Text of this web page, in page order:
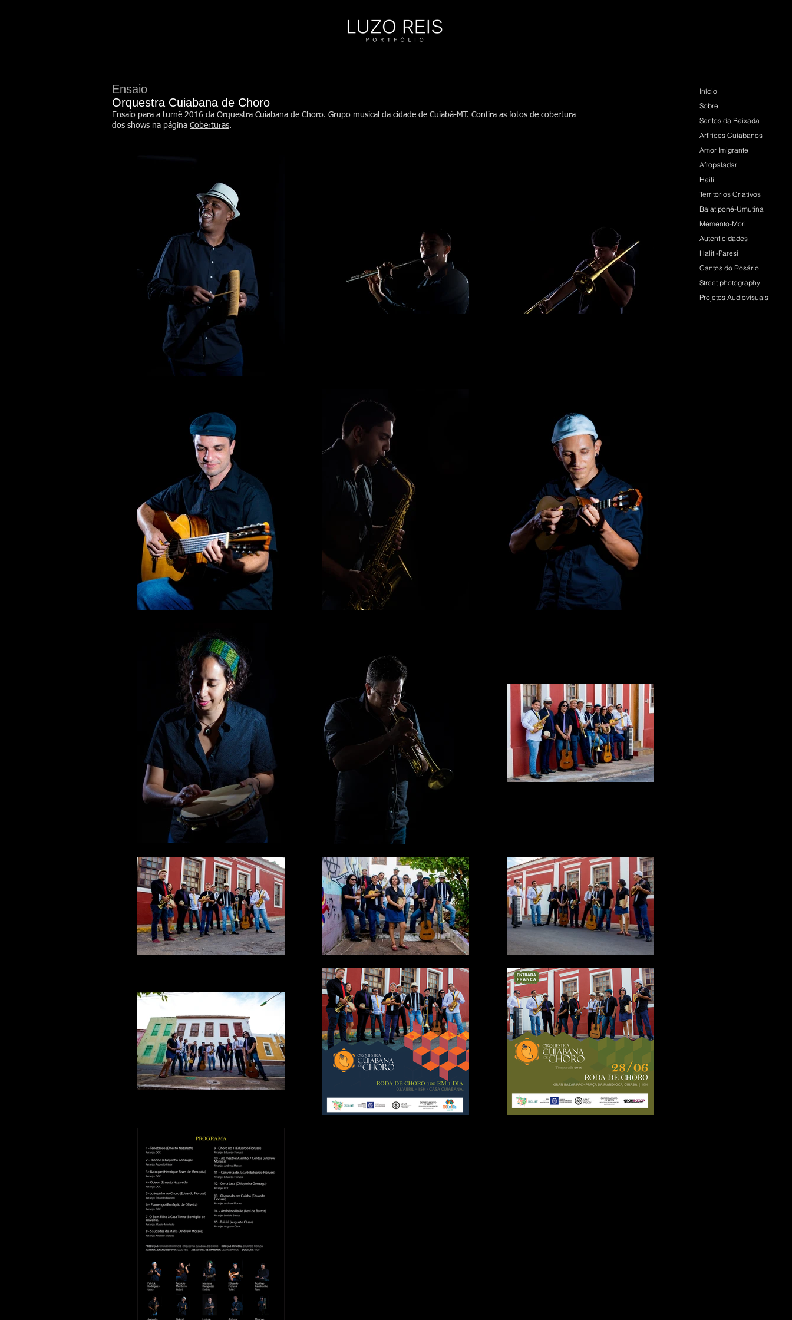
Ensaio
Orquestra Cuiabana de Choro
Ensaio para a turnê 2016 da Orquestra Cuiabana de Choro. Grupo musical da cidade de Cuiabá-MT. Confira as fotos de cobertura
dos shows na página Coberturas.
Início
Sobre
Santos da Baixada
Artífices Cuiabanos
Amor Imigrante
Afropaladar
Haiti
Territórios Criativos
Balatiponé-Umutina
Memento-Mori
Autenticidades
Haliti-Paresi
Cantos do Rosário
Street photography
Projetos Audiovisuais